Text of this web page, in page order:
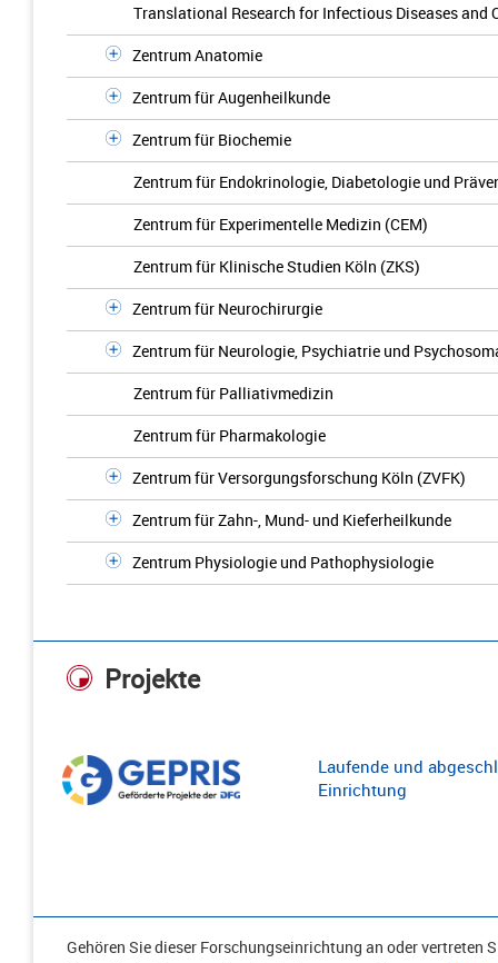
Translational Research for Infectious Diseases and
Zentrum Anatomie
Zentrum für Augenheilkunde
Zentrum für Biochemie
Zentrum für Endokrinologie, Diabetologie und
Zentrum für Experimentelle Medizin (CEM)
Zentrum für Klinische Studien Köln (ZKS)
Zentrum für Neurochirurgie
Zentrum für Neurologie, Psychiatrie und
Zentrum für Palliativmedizin
Zentrum für Pharmakologie
Zentrum für Versorgungsforschung Köln (ZVFK)
Zentrum für Zahn-, Mund- und Kieferheilkunde
Zentrum Physiologie und Pathophysiologie
Projekte
Laufende und
Einrichtung
Gehören Sie dieser Forschungseinrichtung an oder vertreten